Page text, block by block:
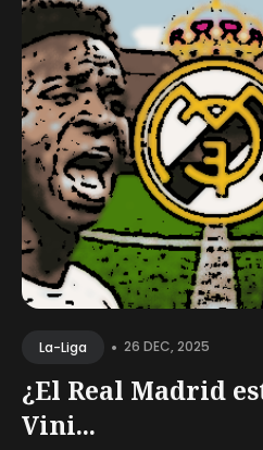
La-Liga • 26 DEC, 2025
¿El Real Madrid
Vini...